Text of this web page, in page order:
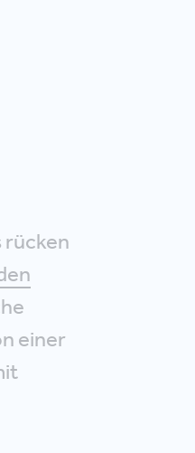
rücken
einer